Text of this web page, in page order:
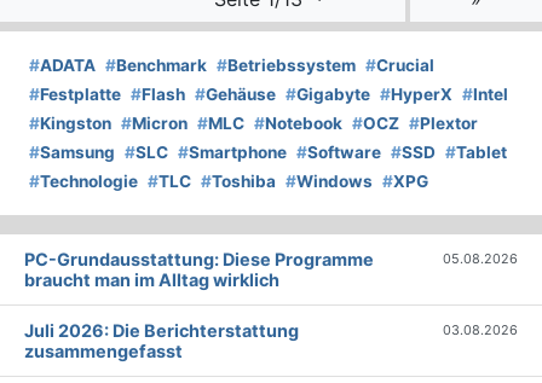
#ADATA #Benchmark #Betriebssystem #Crucial
#Festplatte #Flash #Gehäuse #Gigabyte #HyperX #Intel
#Kingston #Micron #MLC #Notebook #OCZ #Plextor
#Samsung #SLC #Smartphone #Software #SSD #Tablet
#Technologie #TLC #Toshiba #Windows #XPG
PC-Grundausstattung: Diese Programme
braucht man im Alltag wirklich
05.08.2026
Juli 2026: Die Bericht­erstattung
zusammengefasst
03.08.2026